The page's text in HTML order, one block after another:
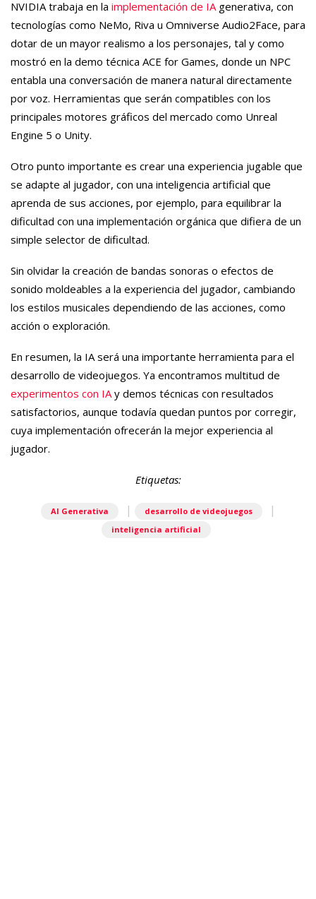
NVIDIA trabaja en la implementación de IAgenerativa, con
tecnologías como NeMo, Riva u Omniverse Audio2Face, para
dotar de un mayor realismo a los personajes, tal y como
mostró en la demo técnica ACE for Games, donde un NPC
entabla una conversación de manera natural directamente
por voz. Herramientas que serán compatibles con los
principales motores gráficos del mercado como Unreal
Engine 5 o Unity.
Otro punto importante es crear una experiencia jugable que
se adapte al jugador, con una inteligencia artificial que
aprenda de sus acciones, por ejemplo, para equilibrar la
dificultad con una implementación orgánica que difiera de un
simple selector de dificultad.
Sin olvidar la creación de bandas sonoras o efectos de
sonido moldeables a la experiencia del jugador, cambiando
los estilos musicales dependiendo de las acciones, como
acción o exploración.
En resumen, la IA será una importante herramienta para el
desarrollo de videojuegos. Ya encontramos multitud de
experimentos con IAy demos técnicas con resultados
satisfactorios, aunque todavía quedan puntos por corregir,
cuya implementación ofrecerán la mejor experiencia al
jugador.
Etiquetas:
AI Generativa | desarrollo de videojuegos |
inteligencia artificial